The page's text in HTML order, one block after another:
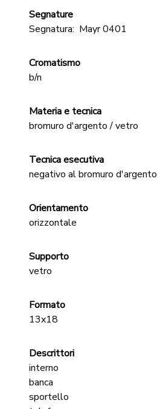
Segnature
Segnatura: Mayr 0401
Cromatismo
b/n
Materia e tecnica
bromuro d'argento / vetro
Tecnica esecutiva
negativo al bromuro d'argento
Orientamento
orizzontale
Supporto
vetro
Formato
13x18
Descrittori
interno
banca
sportello